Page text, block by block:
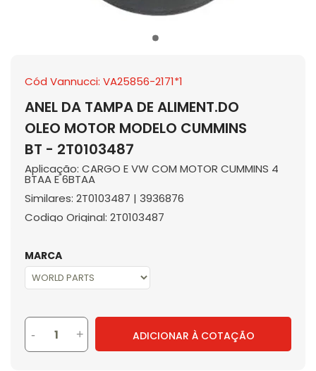
Cód Vannucci: VA25856-2171*1
ANEL DA TAMPA DE ALIMENT.DO
OLEO MOTOR MODELO CUMMINS
BT - 2T0103487
Aplicação: CARGO E VW COM MOTOR CUMMINS 4
BTAA E 6BTAA
Similares: 2T0103487 | 3936876
Codigo Original: 2T0103487
MARCA
- + ADICIONAR À COTAÇÃO